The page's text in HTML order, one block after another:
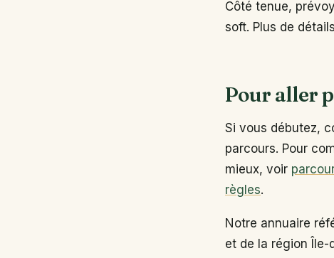
Côté tenue,
soft. Plus de
Pour aller
Si vous débutez,
parcours. Pour
mieux, voir
règles.
Notre annuaire
et de la région Île-